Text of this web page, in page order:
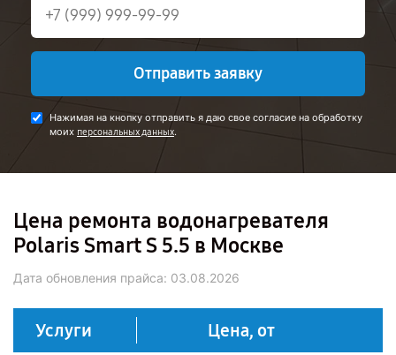
Отправить заявку
Нажимая на кнопку отправить я даю свое согласие на обработку
моих персональных данных.
Цена ремонта водонагревателя
Polaris Smart S 5.5 в Москве
Дата обновления прайса: 03.08.2026
Услуги Цена, от